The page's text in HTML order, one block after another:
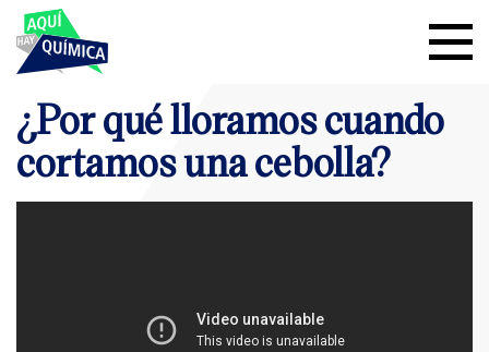
¿Por qué lloramos cuando
cortamos una cebolla?